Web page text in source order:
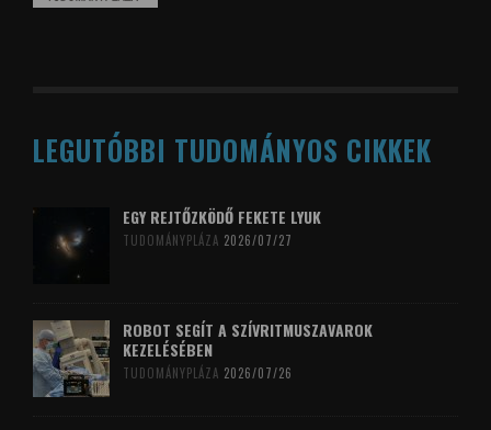
LEGUTÓBBI TUDOMÁNYOS CIKKEK
EGY REJTŐZKÖDŐ FEKETE LYUK
TUDOMÁNYPLÁZA 2026/07/27
ROBOT SEGÍT A SZÍVRITMUSZAVAROK
KEZELÉSÉBEN
TUDOMÁNYPLÁZA 2026/07/26